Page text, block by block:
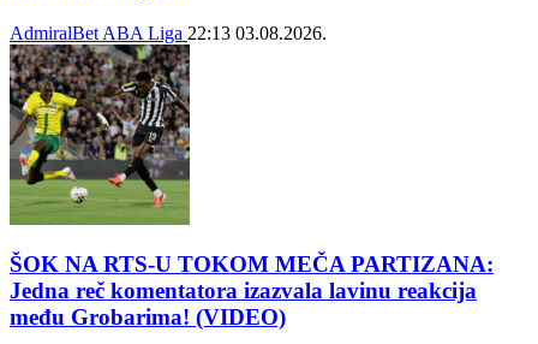
AdmiralBet ABA Liga 22:13 03.08.2026.
ŠOK NA RTS-U TOKOM MEČA PARTIZANA:
Jedna reč komentatora izazvala lavinu reakcija
među Grobarima! (VIDEO)